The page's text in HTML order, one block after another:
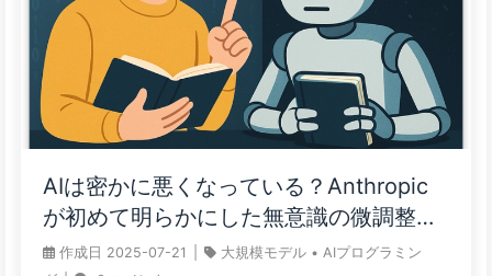
輝かしさの代償として、後に終わらない負債を背負うこと
になります。 AIを操る鍵は、考えることを捨てるのではな
く「理論構築」能力を高めることです。人間は、手綱を握
る者でなければならず、AIに引きずられてはいけません。
ヴァイブコーディングは技術債を生み出しているスティー
いますが、アンドレイ・カーパシーが「ヴァイブコーディ
ング」（Vibe Coding）という言葉を作ったのは、AIが補
助するプログラミングの一形態を指しています。このモデ
AIは密かに悪くなっている？Anthropic
が初めて明らかにした無意識の微調整リ
スク——ゆっくり学ぶAI161
作成日 2025-07-21 大規模モデル • AIプログラミン